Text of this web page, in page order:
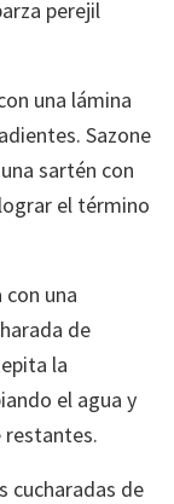
perejil
una lámina
Sazone
sartén con
el término
una
de
la
el agua y
restantes.
cucharadas de